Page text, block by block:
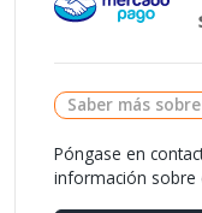
Saber más
Póngase en
información sobre